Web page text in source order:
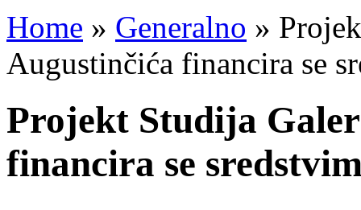
Home » Generalno »
Augustinčića financira se
Projekt Studija
financira se